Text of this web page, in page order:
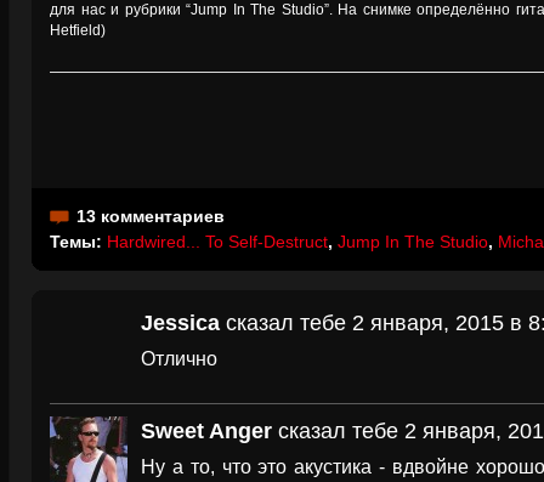
для нас и рубрики “Jump In The Studio”. На снимке определённо
Hetfield)
13 комментариев
Темы: Hardwired... To Self-Destruct, Jump In The Studio,
Jessica сказал тебе 2 января, 2015 в
Отлично
Sweet Anger сказал тебе 2 января,
Ну а то, что это акустика - вдвойне